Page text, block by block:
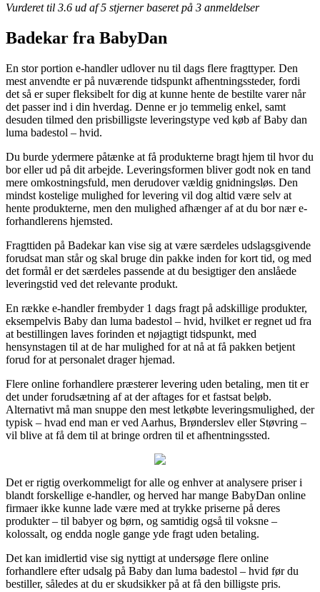
Vurderet til 3.6 ud af 5 stjerner baseret på 3 anmeldelser
Badekar fra BabyDan
En stor portion e-handler udlover nu til dags flere fragttyper. Den
mest anvendte er på nuværende tidspunkt afhentningssteder, fordi
det så er super fleksibelt for dig at kunne hente de bestilte varer når
det passer ind i din hverdag. Denne er jo temmelig enkel, samt
desuden tilmed den prisbilligste leveringstype ved køb af Baby dan
luma badestol – hvid.
Du burde ydermere påtænke at få produkterne bragt hjem til hvor du
bor eller ud på dit arbejde. Leveringsformen bliver godt nok en tand
mere omkostningsfuld, men derudover vældig gnidningsløs. Den
mindst kostelige mulighed for levering vil dog altid være selv at
hente produkterne, men den mulighed afhænger af at du bor nær e-
forhandlerens hjemsted.
Fragttiden på Badekar kan vise sig at være særdeles udslagsgivende
forudsat man står og skal bruge din pakke inden for kort tid, og med
det formål er det særdeles passende at du besigtiger den anslåede
leveringstid ved det relevante produkt.
En række e-handler frembyder 1 dags fragt på adskillige produkter,
eksempelvis Baby dan luma badestol – hvid, hvilket er regnet ud fra
at bestillingen laves forinden et nøjagtigt tidspunkt, med
hensynstagen til at de har mulighed for at nå at få pakken betjent
forud for at personalet drager hjemad.
Flere online forhandlere præsterer levering uden betaling, men tit er
det under forudsætning af at der aftages for et fastsat beløb.
Alternativt må man snuppe den mest letkøbte leveringsmulighed, der
typisk – hvad end man er ved Aarhus, Brønderslev eller Støvring –
vil blive at få dem til at bringe ordren til et afhentningssted.
Det er rigtig overkommeligt for alle og enhver at analysere priser i
blandt forskellige e-handler, og herved har mange BabyDan online
firmaer ikke kunne lade være med at trykke priserne på deres
produkter – til babyer og børn, og samtidig også til voksne –
kolossalt, og endda nogle gange yde fragt uden betaling.
Det kan imidlertid vise sig nyttigt at undersøge flere online
forhandlere efter udsalg på Baby dan luma badestol – hvid før du
bestiller, således at du er skudsikker på at få den billigste pris.